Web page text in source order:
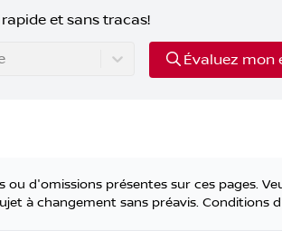
et sans tracas!
Évaluez mon
d'omissions présentes sur ces pages.
à changement sans préavis. Conditions